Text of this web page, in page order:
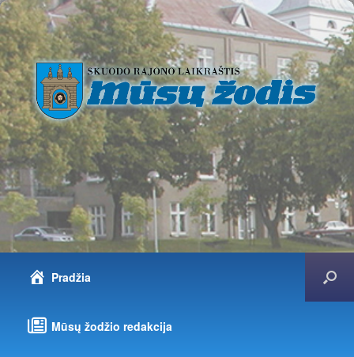
Pradžia
Mūsų žodžio redakcija